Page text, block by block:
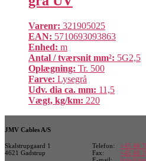
Varenr: 321905025
EAN: 5710693093863
Enhed: m
Antal / tværsnit mm²: 5G2,5
Oplægning: Tr. 500
Farve: Lysegrå
Udv. dia ca. mm: 11,5
Vægt, kg/km: 220
JMV Cables A/S
Skalstrupgaard 1
4621 Gadstrup
Telefon:
Fax:
+45 46
+45 46